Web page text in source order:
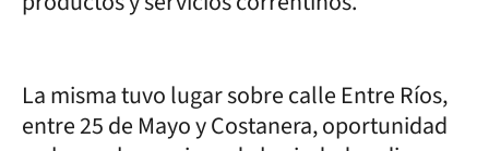
La misma tuvo lugar sobre calle Entre Ríos,
entre 25 de Mayo y Costanera, oportunidad